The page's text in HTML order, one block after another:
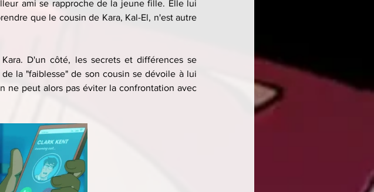
ami se rapproche de la jeune fille. Elle lui
que le cousin de Kara, Kal-El, n'est autre
D'un côté, les secrets et différences se
la "faiblesse" de son cousin se dévoile à lui
ne peut alors pas éviter la confrontation avec